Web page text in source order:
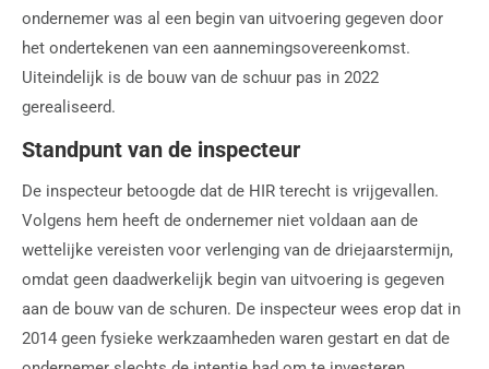
ondernemer was al een begin van uitvoering gegeven door
het ondertekenen van een aannemingsovereenkomst.
Uiteindelijk is de bouw van de schuur pas in 2022
gerealiseerd.
Standpunt van de inspecteur
De inspecteur betoogde dat de HIR terecht is vrijgevallen.
Volgens hem heeft de ondernemer niet voldaan aan de
wettelijke vereisten voor verlenging van de driejaarstermijn,
omdat geen daadwerkelijk begin van uitvoering is gegeven
aan de bouw van de schuren. De inspecteur wees erop dat in
2014 geen fysieke werkzaamheden waren gestart en dat de